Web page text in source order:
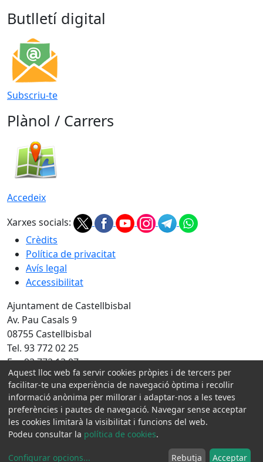
Butlletí digital
Subscriu-te
Plànol / Carrers
Accedeix
Xarxes socials:
Crèdits
Política de privacitat
Avís legal
Accessibilitat
Ajuntament de Castellbisbal
Av. Pau Casals 9
08755 Castellbisbal
Tel. 93 772 02 25
Fax 93 772 13 07
Amb la col·laboració de:
Aquest lloc web fa servir cookies pròpies i de tercers per
facilitar-te una experiència de navegació òptima i recollir
informació anònima per millorar i adaptar-nos a les teves
preferències i pautes de navegació. Navegar sense acceptar
les cookies limitarà la visibilitat i funcions del web.
Podeu consultar la política de cookies.
Configurar opcions... Rebutja Acceptar